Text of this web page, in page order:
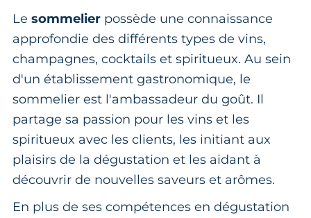
Le sommelier possède une connaissance
approfondie des différents types de vins,
champagnes, cocktails et spiritueux. Au sein
d'un établissement gastronomique, le
sommelier est l'ambassadeur du goût. Il
partage sa passion pour les vins et les
spiritueux avec les clients, les initiant aux
plaisirs de la dégustation et les aidant à
découvrir de nouvelles saveurs et arômes.
En plus de ses compétences en dégustation